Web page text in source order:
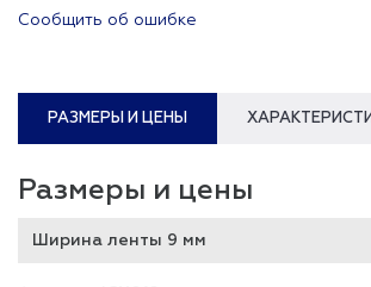
Сообщить об ошибке
РАЗМЕРЫ И ЦЕНЫ
Размеры и цены
Ширина ленты 9 мм